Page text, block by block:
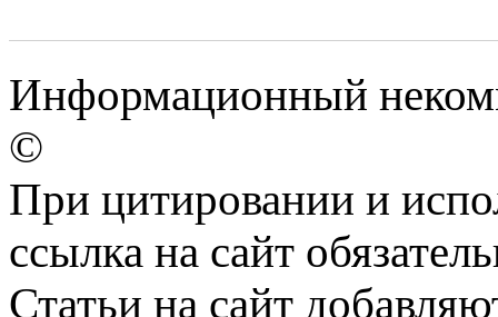
Информационный
©
При цитировании и
ссылка на сайт
Статьи на сайт